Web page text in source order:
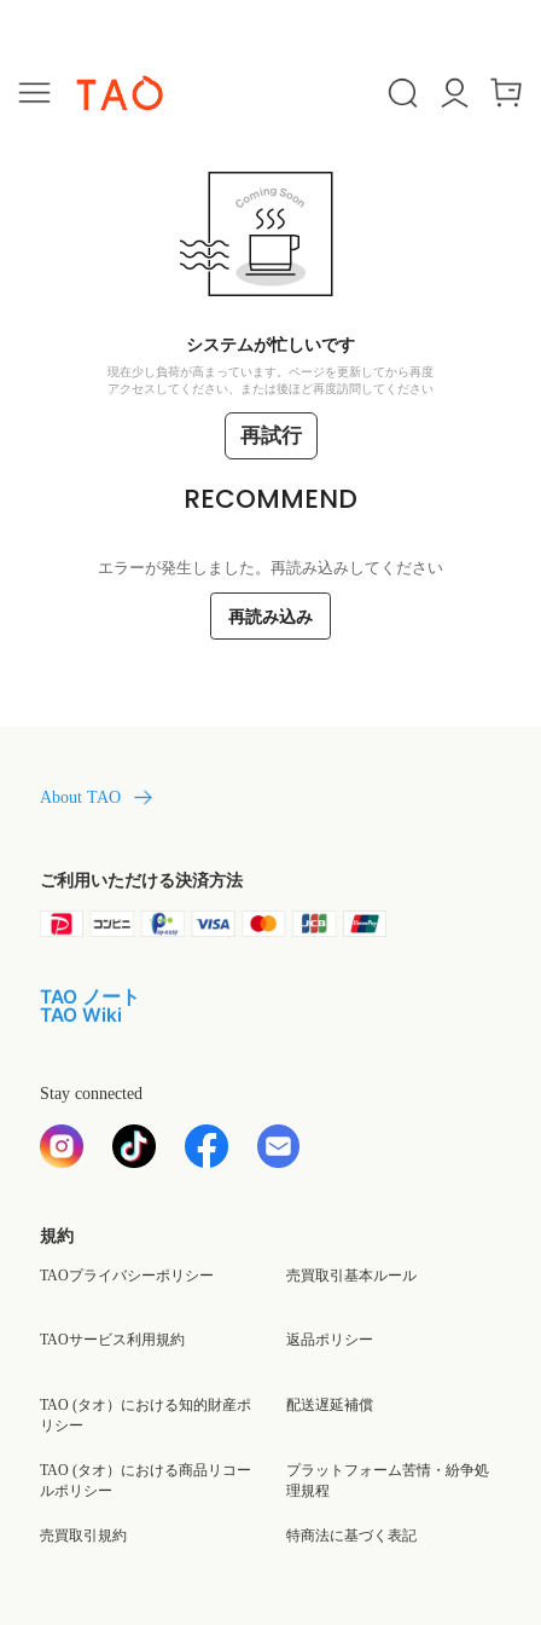
システムが忙しいです
現在少し負荷が高まっています。ページを更新してから再度
アクセスしてください、または後ほど再度訪問してください
再試行
RECOMMEND
エラーが発生しました。再読み込みしてください
再読み込み
About TAO
ご利用いただける決済方法
TAO ノート
TAO Wiki
Stay connected
規約
TAOプライバシーポリシー
TAOサービス利用規約
TAO (タオ）における知的財産ポ
リシー
TAO (タオ）における商品リコー
ルポリシー
売買取引規約
売買取引基本ルール
返品ポリシー
配送遅延補償
プラットフォーム苦情・紛争処
理規程
特商法に基づく表記